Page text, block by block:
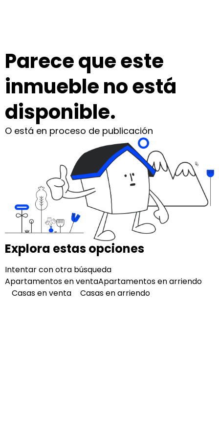
Parece que este
inmueble no está
disponible.
O está en proceso de publicación
Explora estas opciones
Intentar con otra búsqueda
Apartamentos en ventaApartamentos en arriendo
Casas en venta
Casas en arriendo